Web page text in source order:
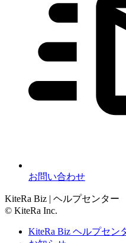
お問い合わせ
KiteRa Biz | ヘルプセンター
© KiteRa Inc.
KiteRa Biz ヘルプセン